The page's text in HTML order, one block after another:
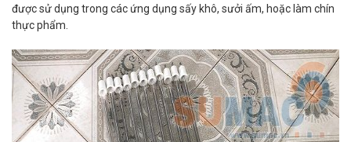
được sử dụng trong các ứng dụng sấy khô, sưởi ấm, hoặc làm chín
thực phẩm.